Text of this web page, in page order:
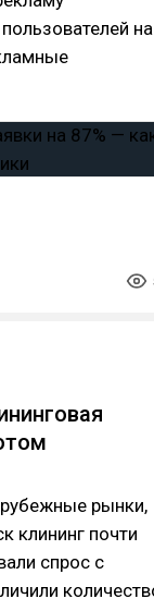
на
рынки,
клининг почти
спрос с